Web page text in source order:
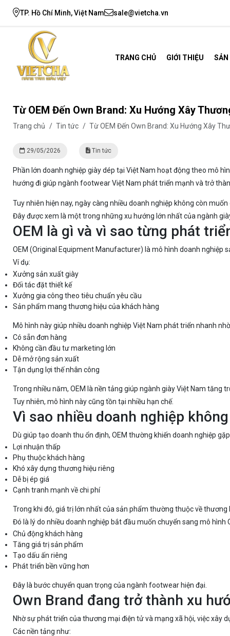
TP. Hồ Chí Minh, Việt Nam sale@vietcha.vn
TRANG CHỦ GIỚI THIỆU
Từ OEM Đến Own Brand: Xu Hướng Xây
Trang chủ / Tin tức / Từ OEM Đến Own Brand: Xu Hướng Xây
29/05/2026 Tin tức
Phần lớn doanh nghiệp giày dép tại Việt Nam hoạt động theo mô
hướng đi giúp ngành footwear Việt Nam phát triển mạnh và trở
Tuy nhiên hiện nay, ngày càng nhiều doanh nghiệp không còn
Đây được xem là một trong những xu hướng lớn nhất của ngành
OEM là gì và vì sao từng phát
OEM (Original Equipment Manufacturer) là mô hình doanh nghiệp
Ví dụ:
Xưởng sản xuất giày
Đối tác đặt thiết kế
Xưởng gia công theo tiêu chuẩn yêu cầu
Sản phẩm mang thương hiệu của khách hàng
Mô hình này giúp nhiều doanh nghiệp Việt Nam phát triển nhanh
Có sẵn đơn hàng
Không cần đầu tư marketing lớn
Dễ mở rộng sản xuất
Tận dụng lợi thế nhân công
Trong nhiều năm, OEM là nền tảng giúp ngành giày Việt Nam tăng
Tuy nhiên, mô hình này cũng tồn tại nhiều hạn chế.
Vì sao nhiều doanh nghiệp
Dù giúp tạo doanh thu ổn định, OEM thường khiến doanh nghiệp
Lợi nhuận thấp
Phụ thuộc khách hàng
Khó xây dựng thương hiệu riêng
Dễ bị ép giá
Cạnh tranh mạnh về chi phí
Trong khi đó, giá trị lớn nhất của sản phẩm thường thuộc về
Đó là lý do nhiều doanh nghiệp bắt đầu muốn chuyển sang mô hình
Chủ động khách hàng
Tăng giá trị sản phẩm
Tạo dấu ấn riêng
Phát triển bền vững hơn
Đây là bước chuyển quan trọng của ngành footwear hiện đại.
Own Brand đang trở thành xu
Nhờ sự phát triển của thương mại điện tử và mạng xã hội, việc xây
Các nền tảng như: